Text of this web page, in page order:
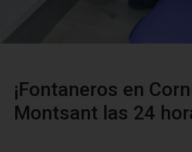
¡Fontaneros en
Montsant las 24